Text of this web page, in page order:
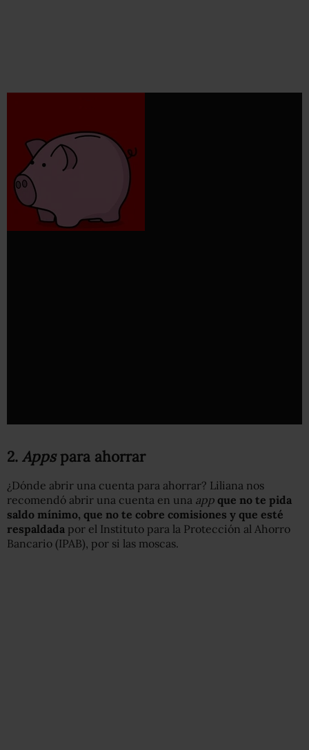
2. Appspara ahorrar
¿Dónde abrir una cuenta para ahorrar? Liliana nos
recomendó abrir una cuenta en una app que no te pida
saldo mínimo, que no te cobre comisiones y que esté
respaldada por el Instituto para la Protección al Ahorro
Bancario (IPAB), por si las moscas.